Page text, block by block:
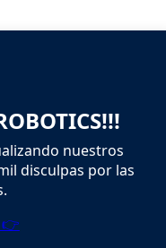
nuestros
disculpas por las
👉